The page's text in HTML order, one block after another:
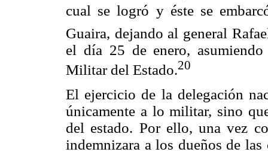
cual se logró y éste se
Guaira, dejando al general
el día 25 de enero,
Militar del Estado.20
El ejercicio de la delegación
únicamente a lo militar, sino
del estado. Por ello, una vez
indemnizara a los dueños de